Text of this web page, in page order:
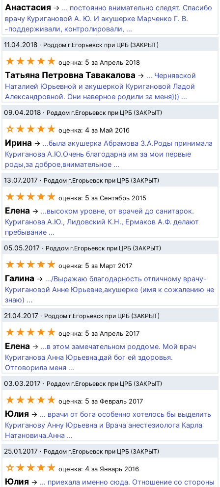
Анастасия → ... постоянно внимательно следят. Спасибо
врачу Куригановой А. Ю. И акушерке Марченко Г. В.
-поддерживали, контролировали, ...
11.04.2018 · Роддом г.Егорьевск при ЦРБ (ЗАКРЫТ)
★★★★★ оценка: 5 за Апрель 2018
Татьяна Петровна Тавакалова → ... Чернявской
Наталией Юрьевной и акушеркой Куригановой Ладой
Александровной. Они наверное родили за меня))) ...
09.04.2018 · Роддом г.Егорьевск при ЦРБ (ЗАКРЫТ)
☆★★★★ оценка: 4 за Май 2016
Ирина → ...была акушерка Абрамова З.А.Роды принимала
Куриганова А.Ю.Очень благодарна им за мои первые
роды,за доброе,внимательное ...
13.07.2017 · Роддом г.Егорьевск при ЦРБ (ЗАКРЫТ)
★★★★★ оценка: 5 за Сентябрь 2015
Елена → ...высоком уровне, от врачей до санитарок.
Куриганова А.Ю., Лидовский К.Н., Ермаков А.Ф. делают
пребывание ...
05.05.2017 · Роддом г.Егорьевск при ЦРБ (ЗАКРЫТ)
★★★★★ оценка: 5 за Март 2017
Галина → .../Выражаю благодарность отличному врачу-
Куригановой Анне Юрьевне,акушерке (имя к сожалению не
знаю) ...
21.04.2017 · Роддом г.Егорьевск при ЦРБ (ЗАКРЫТ)
★★★★★ оценка: 5 за Апрель 2017
Елена → ...в этом замечательном роддоме. Мой врач
Куриганова Анна Юрьевна,дай бог ей здоровья.
Отговорила меня ...
03.03.2017 · Роддом г.Егорьевск при ЦРБ (ЗАКРЫТ)
★★★★★ оценка: 5 за Февраль 2017
Юлия → ... врачи от бога особенно хотелось бы выделить
Куриганову Анну Юрьевна и Врача анестезиолога Карла
Натановича.Анна ...
25.01.2017 · Роддом г.Егорьевск при ЦРБ (ЗАКРЫТ)
☆★★★★ оценка: 4 за Январь 2016
Юлия → ... приехала именно сюда. Отношение со стороны